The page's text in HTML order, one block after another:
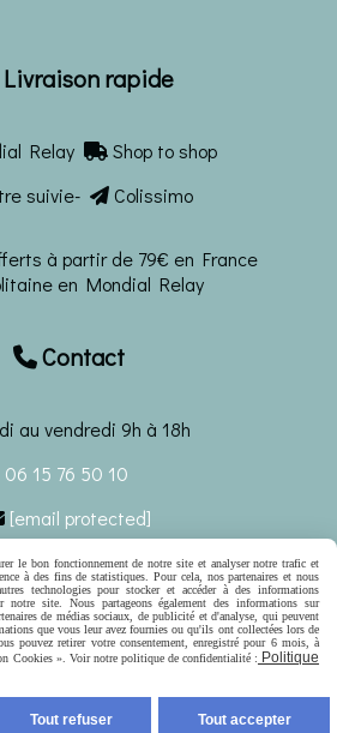
Livraison rapide
Relay  Shop to shop
suivie-  Colissimo
à partir de 79€ en France
en Mondial Relay
Contact
au vendredi 9h à 18h
06 15 76 50 10
[email protected]
Ecrivez-nous
est désactivé. Autoriser
Conditions générales de vente
Compte
Contact
le bon fonctionnement de notre site et analyser notre trafic et
à des fins de statistiques. Pour cela, nos partenaires et nous
technologies pour stocker et accéder à des informations
notre site. Nous partageons également des informations sur
de médias sociaux, de publicité et d'analyse, qui peuvent
que vous leur avez fournies ou qu'ils ont collectées lors de
pouvez retirer votre consentement, enregistré pour 6 mois, à
Cookies ». Voir notre politique de confidentialité : Politique
Tout refuser Tout accepter